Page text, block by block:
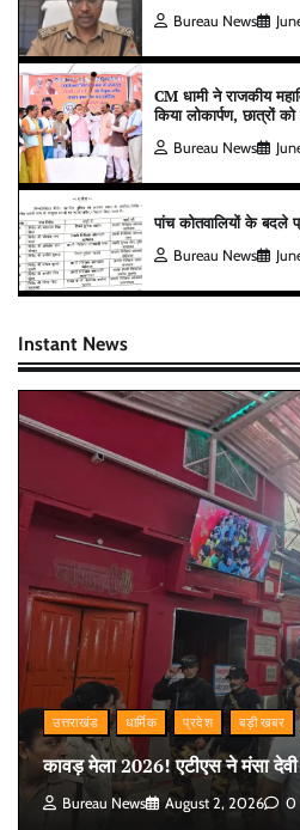
Bureau News
CM धामी ने राजकीय
किया लोकार्पण, छात्रों
Bureau News
पांच कोतवालियों के बदले
Bureau News
Instant News
उत्तराखंड धार्मिक प्रदेश बड़ी खबर
कावड़ मेला 2026! एटीएस ने मंसा
Bureau News August 2, 2026 0